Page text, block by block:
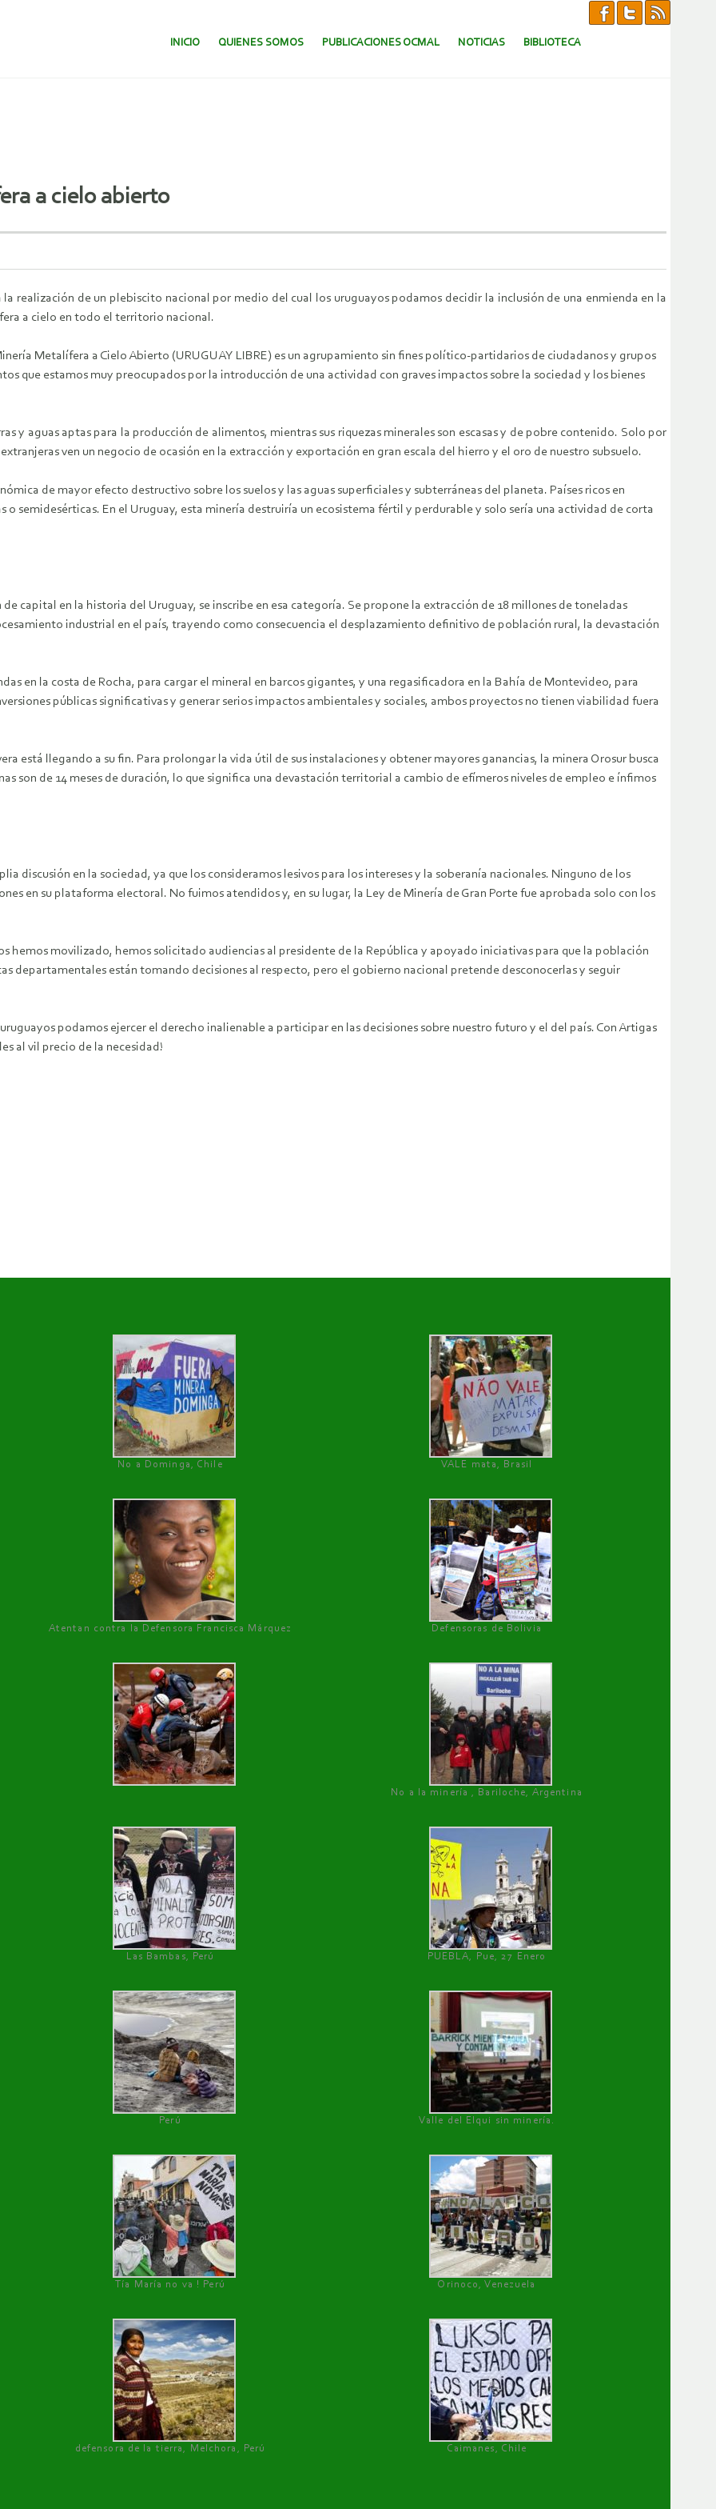
SALTAR AL CONTENIDO.
INICIO QUIENES SOMOS PUBLICACIONES OCMAL NOTICIAS BIBLIOTECA
a cielo abierto
realización de un plebiscito nacional por medio del cual los uruguayos podamos decidir la inclusión de una enmienda en la
a cielo en todo el territorio nacional.
Metalífera a Cielo Abierto (URUGUAY LIBRE) es un agrupamiento sin fines político-partidarios de ciudadanos y grupos
que estamos muy preocupados por la introducción de una actividad con graves impactos sobre la sociedad y los bienes
y aguas aptas para la producción de alimentos, mientras sus riquezas minerales son escasas y de pobre contenido. Solo por
ven un negocio de ocasión en la extracción y exportación en gran escala del hierro y el oro de nuestro subsuelo.
de mayor efecto destructivo sobre los suelos y las aguas superficiales y subterráneas del planeta. Países ricos en
o semidesérticas. En el Uruguay, esta minería destruiría un ecosistema fértil y perdurable y solo sería una actividad de corta
capital en la historia del Uruguay, se inscribe en esa categoría. Se propone la extracción de 18 millones de toneladas
industrial en el país, trayendo como consecuencia el desplazamiento definitivo de población rural, la devastación
en la costa de Rocha, para cargar el mineral en barcos gigantes, y una regasificadora en la Bahía de Montevideo, para
públicas significativas y generar serios impactos ambientales y sociales, ambos proyectos no tienen viabilidad fuera
está llegando a su fin. Para prolongar la vida útil de sus instalaciones y obtener mayores ganancias, la minera Orosur busca
son de 14 meses de duración, lo que significa una devastación territorial a cambio de efímeros niveles de empleo e ínfimos
discusión en la sociedad, ya que los consideramos lesivos para los intereses y la soberanía nacionales. Ninguno de los
en su plataforma electoral. No fuimos atendidos y, en su lugar, la Ley de Minería de Gran Porte fue aprobada solo con los
hemos movilizado, hemos solicitado audiencias al presidente de la República y apoyado iniciativas para que la población
departamentales están tomando decisiones al respecto, pero el gobierno nacional pretende desconocerlas y seguir
podamos ejercer el derecho inalienable a participar en las decisiones sobre nuestro futuro y el del país. Con Artigas
al vil precio de la necesidad!
No a Dominga, Chile
VALE mata, Brasil
Atentan contra la Defensora Francisca Márquez Defensoras de Bolivia
No a la minería , Bariloche, Argentina
Las Bambas, Perú PUEBLA, Pue, 27 Enero
Perú Valle del Elqui sin minería.
Tía María no va ! Perú Orinoco, Venezuela
defensora de la tierra, Melchora, Perú Caimanes, Chile